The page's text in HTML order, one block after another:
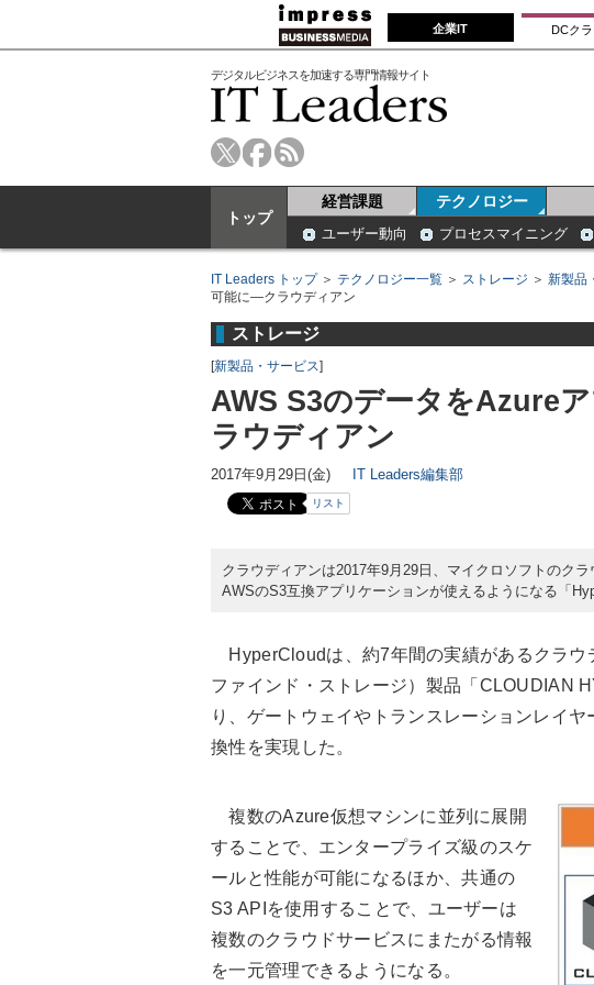
企業IT DCク
デジタルビジネスを加速する専門情報サイト
トップ
経営課題 テクノロジー
ユーザー動向 プロセスマイニング
IT Leaders トップ＞ テクノロジー一覧 ＞ ストレージ ＞ 新製品
可能に―クラウディアン
ストレージ
[新製品・サービス]
AWS S3のデータをAzure
ラウディアン
2017年9月29日(金) IT Leaders編集部
リスト
クラウディアンは2017年9月29日、マイクロソフトのク
AWSのS3互換アプリケーションが使えるようになる「
HyperCloudは、約7年間の実績があるクラウ
ファインド・ストレージ）製品「CLOUDIAN
り、ゲートウェイやトランスレーションレイ
換性を実現した。
複数のAzure仮想マシンに並列に展開
することで、エンタープライズ級のスケ
ールと性能が可能になるほか、共通の
S3 APIを使用することで、ユーザーは
複数のクラウドサービスにまたがる情報
を一元管理できるようになる。